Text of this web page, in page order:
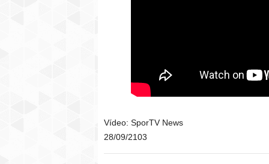
Vídeo: SporTV News
28/09/2103